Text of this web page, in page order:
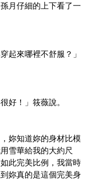
月仔細的上下看了一
起來哪裡不舒服？」
好！」筱薇說。
，妳知道妳的身材比模
雪華給我的大約尺
此完美比例，我當時
妳真的是這個完美身